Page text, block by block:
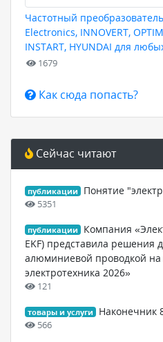
Частотный
Electronics, INNOVERT,
INSTART, HYUNDAI для
1679
Как сюда попасть?
Сейчас читают
публикации Понятие
5351
публикации
Компания
EKF) представила решения
алюминиевой проводкой на
электротехника 2026»
121
товары и услуги Наконечник
566